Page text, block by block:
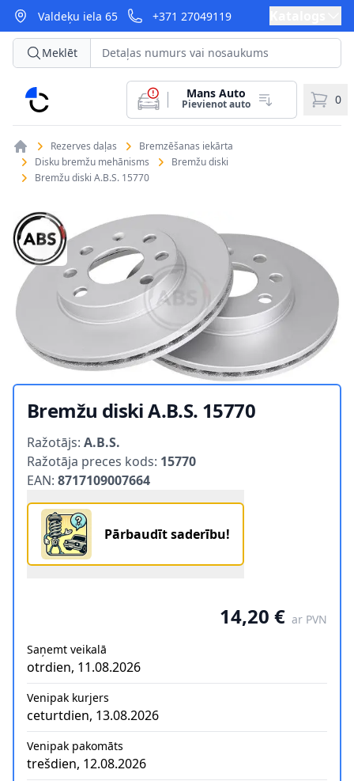
Valdeķu iela 65 +371 27049119
CarParts
Meklēt
Mans Auto
Pievienot auto 0
Rezerves daļas
Bremzēšanas iekārta
Disku bremžu mehānisms
Bremžu diski
Bremžu diski A.B.S. 15770
Bremžu diski A.B.S. 15770
Ražotājs: A.B.S.
Ražotāja preces kods: 15770
EAN: 8717109007664
Pārbaudīt saderību!
14,20 € ar PVN
Saņemt veikalā
otrdien, 11.08.2026
Venipak kurjers
ceturtdien, 13.08.2026
Venipak pakomāts
trešdien, 12.08.2026